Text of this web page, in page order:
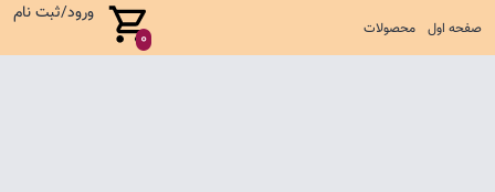
صفحه اول محصولات 0
ورود/ثبت نام